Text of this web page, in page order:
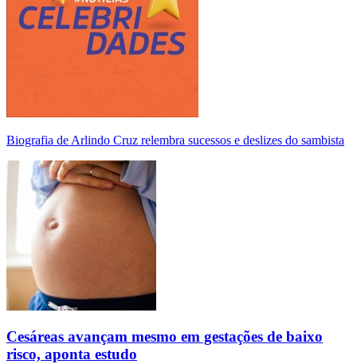
Biografia de Arlindo Cruz relembra sucessos e deslizes do sambista
Cesáreas avançam mesmo em gestações de baixo
risco, aponta estudo